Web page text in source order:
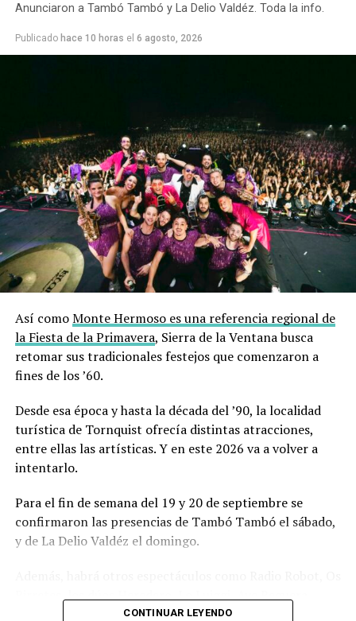
Anunciaron a Tambó Tambó y La Delio Valdéz. Toda la info.
Publicado hace 10 horas el 6 agosto, 2026
Así comoMonte Hermoso es una referencia regional de
la Fiesta de la Primavera, Sierra de la Ventana busca
retomar sus tradicionales festejos que comenzaron a
fines de los ’60.
Desde esa época y hasta la década del ’90, la localidad
turística de Tornquist ofrecía distintas atracciones,
entre ellas las artísticas. Y en este 2026 va a volver a
intentarlo.
Para el fin de semana del 19 y 20 de septiembre se
confirmaron las presencias de Tambó Tambó el sábado,
y de La Delio Valdéz el domingo.
DeLorean, Fondo Blanco, y Paredes Molina.
CONTINUAR LEYENDO